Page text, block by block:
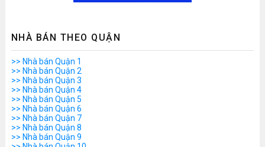
NHÀ BÁN THEO QUẬN
>> Nhà bán Quận 1
>> Nhà bán Quận 2
>> Nhà bán Quận 3
>> Nhà bán Quận 4
>> Nhà bán Quận 5
>> Nhà bán Quận 6
>> Nhà bán Quận 7
>> Nhà bán Quận 8
>> Nhà bán Quận 9